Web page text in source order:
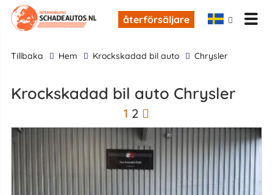
återförsäljare
tillbaka Hem krockskadad bil auto Chrysler
krockskadad bil auto Chrysler
1 2